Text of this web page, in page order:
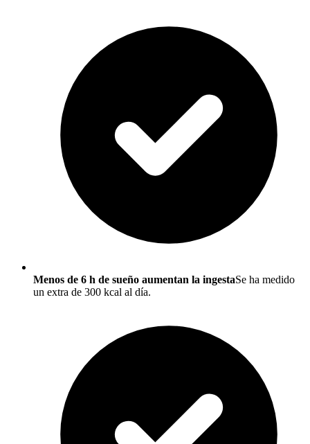
Menos de 6 h de sueño aumentan la ingestaSe ha medido
un extra de 300 kcal al día.